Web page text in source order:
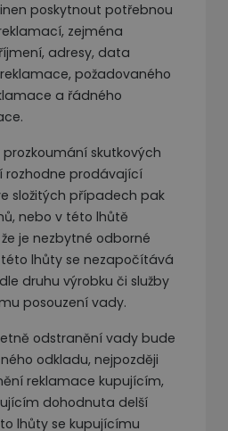
poskytnout potřebnou
zejména
adresy, data
požadovaného
a řádného
prozkoumání skutkových
rozhodne prodávající
složitých případech pak
nebo v této lhůtě
je nezbytné odborné
lhůty se nezapočítává
druhu výrobku či služby
posouzení vady.
odstranění vady bude
odkladu, nejpozději
reklamace kupujícím,
dohodnuta delší
lhůty se kupujícímu